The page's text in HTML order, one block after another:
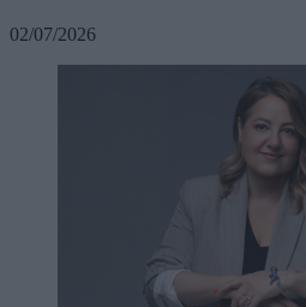
02/07/2026